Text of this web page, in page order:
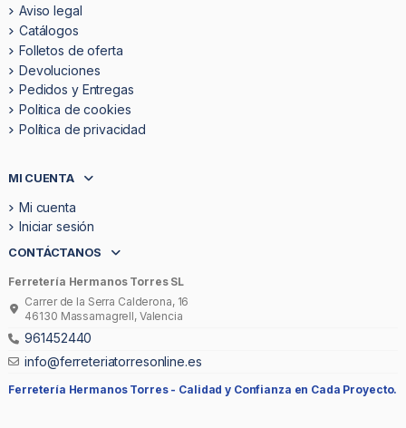
Aviso legal
Catálogos
Folletos de oferta
Devoluciones
Pedidos y Entregas
Politica de cookies
Política de privacidad
MI CUENTA
Mi cuenta
Iniciar sesión
CONTÁCTANOS
Ferretería Hermanos Torres SL
Carrer de la Serra Calderona, 16
46130 Massamagrell, Valencia
961452440
info@ferreteriatorresonline.es
Ferretería Hermanos Torres - Calidad y Confianza en Cada Proyecto.